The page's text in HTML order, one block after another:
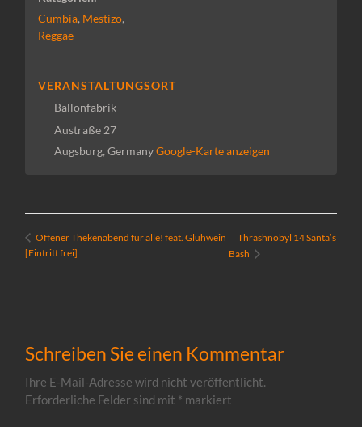
Cumbia, Mestizo,
Reggae
VERANSTALTUNGSORT
Ballonfabrik
Austraße 27
Augsburg, GermanyGoogle-Karte anzeigen
Offener Thekenabend für alle! feat. Glühwein
[Eintritt frei]
Thrashnobyl 14 Santa’s
Bash
Schreiben Sie einen Kommentar
Ihre E-Mail-Adresse wird nicht veröffentlicht.
Erforderliche Felder sind mit * markiert